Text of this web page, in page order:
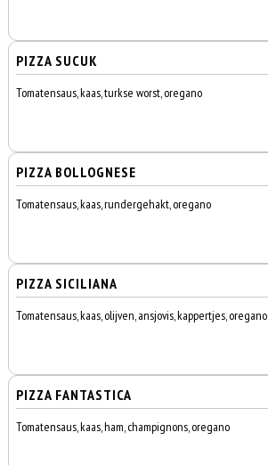
PIZZA SUCUK
Tomatensaus, kaas, turkse worst, oregano
PIZZA BOLLOGNESE
Tomatensaus, kaas, rundergehakt, oregano
PIZZA SICILIANA
Tomatensaus, kaas, olijven, ansjovis, kappertjes, oregano
PIZZA FANTASTICA
Tomatensaus, kaas, ham, champignons, oregano